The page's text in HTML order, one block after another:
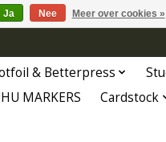
& Betterpress
MARKERS Cardstock
Ja Nee Meer over cookies »